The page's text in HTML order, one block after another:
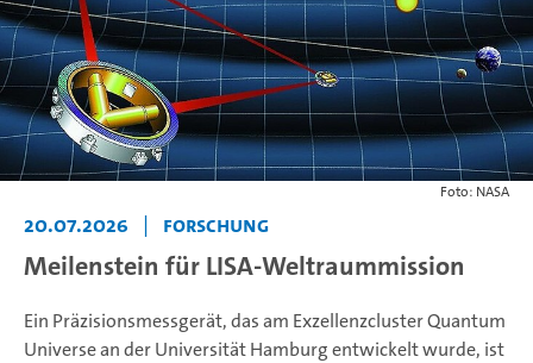
Foto: NASA
20.07.2026 | Forschung
Meilenstein für LISA-Weltraummission
Ein Präzisionsmessgerät, das am Exzellenzcluster Quantum
Universe an der Universität Hamburg entwickelt wurde, ist